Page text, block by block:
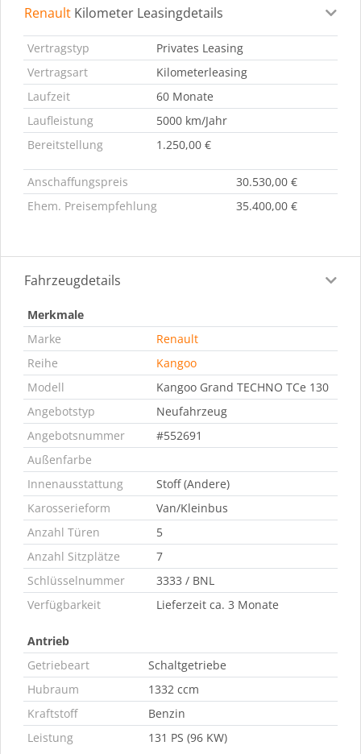
Leasingdetails Fahrzeugdetails
Renault Kilometer Leasingdetails
Vertragstyp
Privates Leasing
Vertragsart
Kilometerleasing
Laufzeit
60 Monate
Laufleistung
5000 km/Jahr
Bereitstellung
1.250,00 €
Anschaffungspreis
30.530,00 €
Ehem. Preisempfehlung
35.400,00 €
Fahrzeugdetails
Merkmale
Marke
Renault
Reihe
Kangoo
Modell
Kangoo Grand TECHNO TCe 130
Angebotstyp
Neufahrzeug
Angebotsnummer
#552691
Außenfarbe
Innenausstattung
Stoff (Andere)
Karosserieform
Van/Kleinbus
Anzahl Türen
5
Anzahl Sitzplätze
7
Schlüsselnummer
3333 / BNL
Verfügbarkeit
Lieferzeit ca. 3 Monate
Antrieb
Getriebeart
Schaltgetriebe
Hubraum
1332 ccm
Kraftstoff
Benzin
Leistung
131 PS (96 KW)